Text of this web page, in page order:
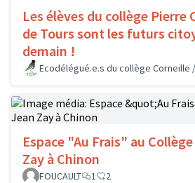
Les élèves du collège Pierre
de Tours sont les futurs
demain !
Ecodélégué.e.s du collège Corneille
Espace "Au Frais" au
Zay à Chinon
FOUCAULT
1 2